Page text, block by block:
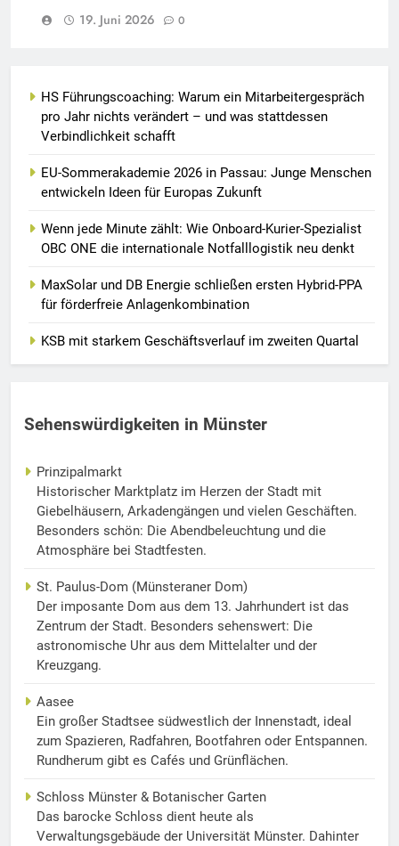
19. Juni 2026
0
HS Führungscoaching: Warum ein Mitarbeitergespräch
pro Jahr nichts verändert – und was stattdessen
Verbindlichkeit schafft
EU-Sommerakademie 2026 in Passau: Junge Menschen
entwickeln Ideen für Europas Zukunft
Wenn jede Minute zählt: Wie Onboard-Kurier-Spezialist
OBC ONE die internationale Notfalllogistik neu denkt
MaxSolar und DB Energie schließen ersten Hybrid-PPA
für förderfreie Anlagenkombination
KSB mit starkem Geschäftsverlauf im zweiten Quartal
Sehenswürdigkeiten in Münster
Prinzipalmarkt
Historischer Marktplatz im Herzen der Stadt mit
Giebelhäusern, Arkadengängen und vielen Geschäften.
Besonders schön: Die Abendbeleuchtung und die
Atmosphäre bei Stadtfesten.
St. Paulus-Dom (Münsteraner Dom)
Der imposante Dom aus dem 13. Jahrhundert ist das
Zentrum der Stadt. Besonders sehenswert: Die
astronomische Uhr aus dem Mittelalter und der
Kreuzgang.
Aasee
Ein großer Stadtsee südwestlich der Innenstadt, ideal
zum Spazieren, Radfahren, Bootfahren oder Entspannen.
Rundherum gibt es Cafés und Grünflächen.
Schloss Münster & Botanischer Garten
Das barocke Schloss dient heute als
Verwaltungsgebäude der Universität Münster. Dahinter